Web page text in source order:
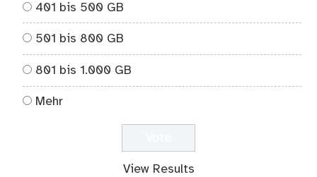
401 bis 500 GB
501 bis 800 GB
801 bis 1.000 GB
Mehr
View Results